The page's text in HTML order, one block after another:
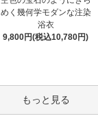
めく幾何学モダンな注染
浴衣
9,800円(税込10,780円)
もっと見る